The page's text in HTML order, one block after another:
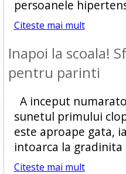
persoanele
Citeste mai mult
Inapoi la scoala!
pentru parinti
A inceput
sunetul primului
este aproape gata,
intoarca la gradinita
Citeste mai mult